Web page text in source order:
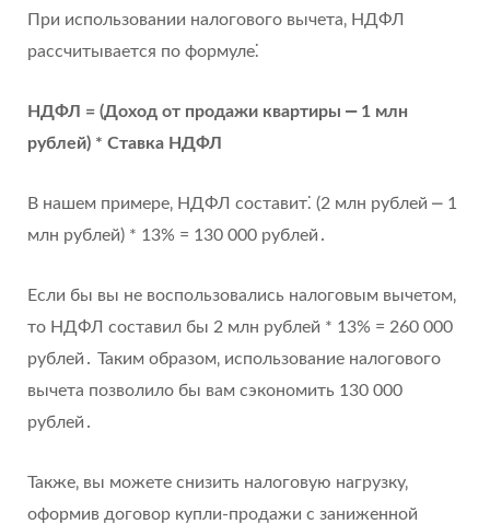
При использовании налогового вычета‚ НДФЛ
рассчитывается по формуле⁚
НДФЛ = (Доход от продажи квартиры ⎼ 1 млн
рублей) * Ставка НДФЛ
В нашем примере‚ НДФЛ составит⁚ (2 млн рублей ⎼ 1
млн рублей) * 13% = 130 000 рублей․
Если бы вы не воспользовались налоговым вычетом‚
то НДФЛ составил бы 2 млн рублей * 13% = 260 000
рублей․ Таким образом‚ использование налогового
вычета позволило бы вам сэкономить 130 000
рублей․
Также‚ вы можете снизить налоговую нагрузку‚
оформив договор купли-продажи с заниженной